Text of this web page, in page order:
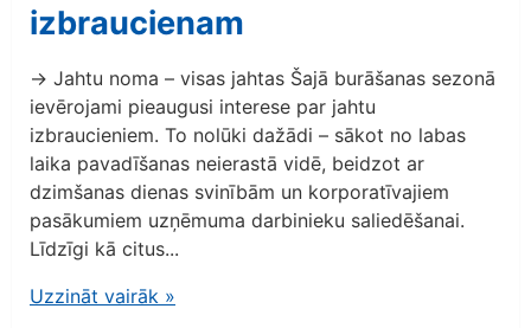
izbraucienam
→ Jahtu noma – visas jahtas Šajā burāšanas sezonā
ievērojami pieaugusi interese par jahtu
izbraucieniem. To nolūki dažādi – sākot no labas
laika pavadīšanas neierastā vidē, beidzot ar
dzimšanas dienas svinībām un korporatīvajiem
pasākumiem uzņēmuma darbinieku saliedēšanai.
Līdzīgi kā citus...
Uzzināt vairāk »